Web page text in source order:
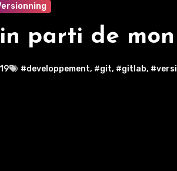
parti de
#developpement, #git, #gitlab,